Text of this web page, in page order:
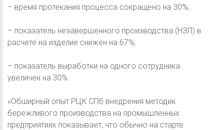
– время протекания процесса сокращено на 30%;
– показатель незавершенного производства (НЗП) в
расчете на изделие снижен на 67%;
– показатель выработки на одного сотрудника
увеличен на 30%.
«Обширный опыт РЦК СПб внедрения методик
бережливого производства на промышленных
предприятиях показывает, что обычно на старте